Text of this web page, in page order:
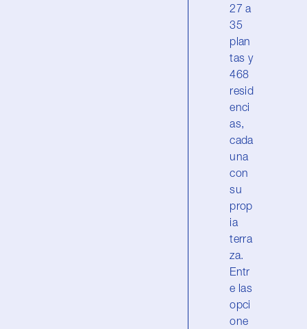
27 a
35
plan
tas y
468
resid
enci
as,
cada
una
con
su
prop
ia
terra
za.
Entr
e las
opci
one